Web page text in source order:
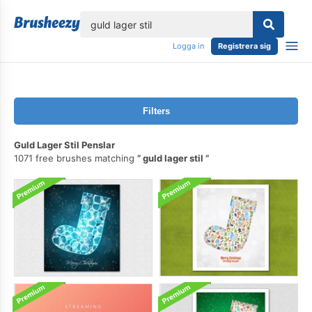
Logga in Registrera sig
Filters
Guld Lager Stil Penslar
1071 free brushes matching
guld lager stil